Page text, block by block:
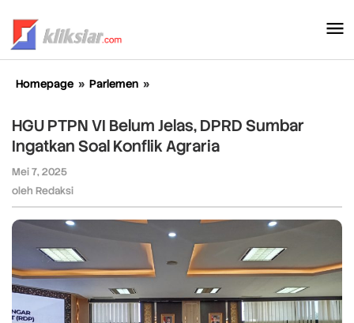
konten
Homepage » Parlemen »
VI
Belum
Jelas,
Soal
Konflik
Agraria
HGU PTPN VI Belum Jelas, DPRD Sumbar
Ingatkan Soal Konflik Agraria
Mei 7, 2025
oleh Redaksi